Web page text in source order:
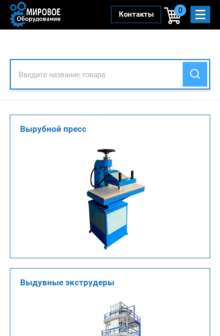
Контакты 0
Вырубной пресс
Выдувные экструдеры